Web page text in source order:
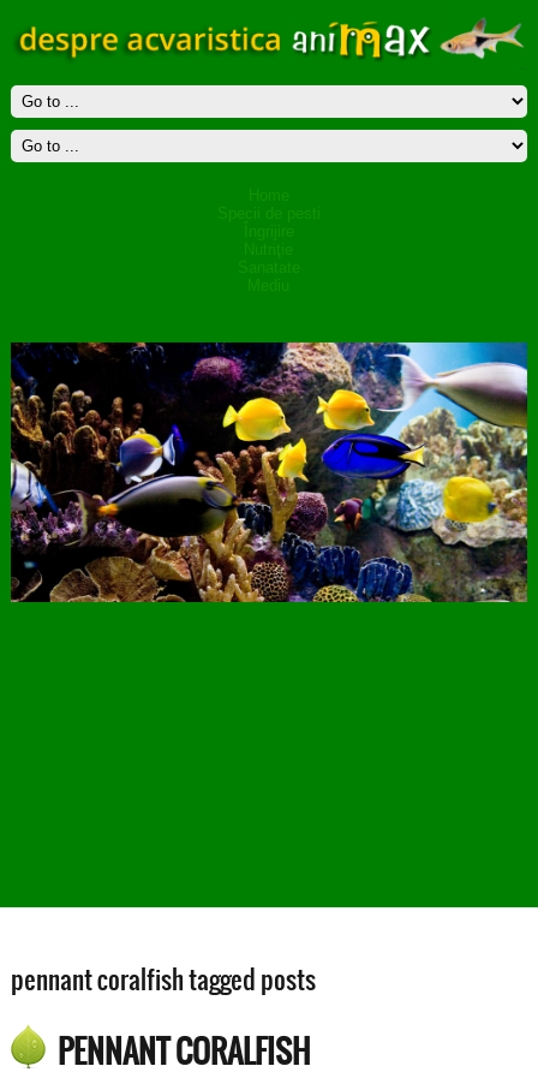
pennant coralfish tagged posts
PENNANT CORALFISH